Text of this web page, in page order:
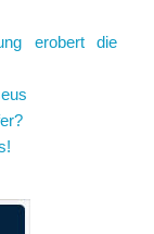
erobert die